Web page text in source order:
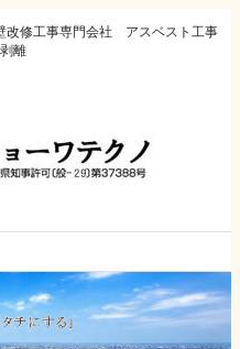
改修工事専門会社 アスベスト工事
離